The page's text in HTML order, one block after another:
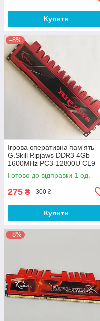
Купити
–8%
Ігрова оперативна пам'ять
G.Skill Ripjaws DDR3 4Gb
1600MHz PC3-12800U CL9
(F3-12800CL9Q-16GBRL) Б/В
Готово до відправки 1 од.
275 ₴ 300 ₴
Купити
–8%